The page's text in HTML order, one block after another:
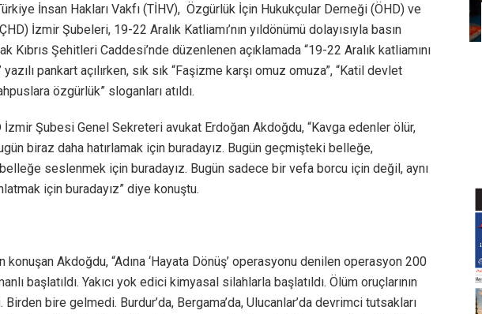
İnsan Hakları Vakfı (TİHV), Özgürlük İçin Hukukçular Derneği (ÖHD) ve
İzmir Şubeleri, 19-22 Aralık Katliamı’nın yıldönümü dolayısıyla basın
Kıbrıs Şehitleri Caddesi’nde düzenlenen açıklamada “19-22 Aralık katliamını
pankart açılırken, sık sık “Faşizme karşı omuz omuza”, “Katil devlet
özgürlük” sloganları atıldı.
İzmir Şubesi Genel Sekreteri avukat Erdoğan Akdoğdu, “Kavga edenler ölür,
biraz daha hatırlamak için buradayız. Bugün geçmişteki belleğe,
seslenmek için buradayız. Bugün sadece bir vefa borcu için değil, aynı
için buradayız” diye konuştu.
konuşan Akdoğdu, “Adına ‘Hayata Dönüş’ operasyonu denilen operasyon 200
başlatıldı. Yakıcı yok edici kimyasal silahlarla başlatıldı. Ölüm oruçlarının
bire gelmedi. Burdur’da, Bergama’da, Ulucanlar’da devrimci tutsakları